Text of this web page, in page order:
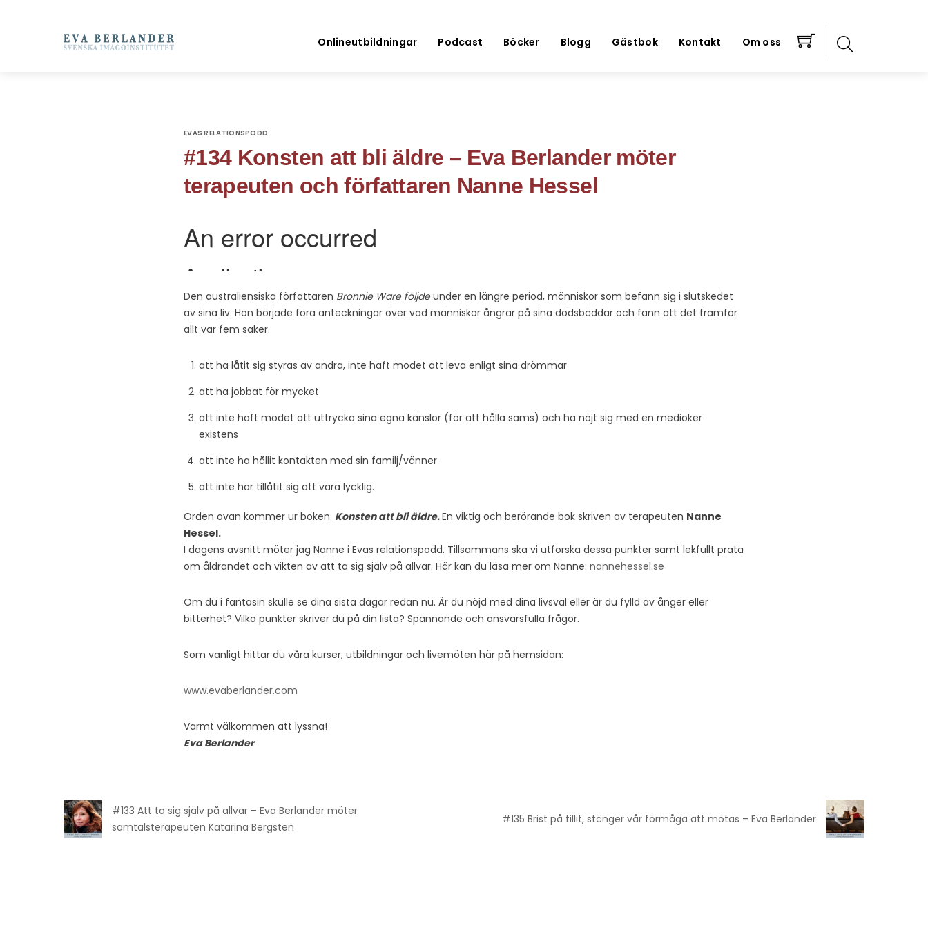
Onlineutbildningar Podcast Böcker Blogg Gästbok Kontakt Om oss
EVAS RELATIONSPODD
#134 Konsten att bli äldre – Eva Berlander möter
terapeuten och författaren Nanne Hessel
Den australiensiska författaren Bronnie Ware följdeunder en längre period, människor som befann sig i slutskedet
av sina liv. Hon började föra anteckningar över vad människor ångrar på sina dödsbäddar och fann att det framför
allt var fem saker.
att ha låtit sig styras av andra, inte haft modet att leva enligt sina drömmar
att ha jobbat för mycket
att inte haft modet att uttrycka sina egna känslor (för att hålla sams) och ha nöjt sig med en medioker
existens
att inte ha hållit kontakten med sin familj/vänner
att inte har tillåtit sig att vara lycklig.
Orden ovan kommer ur boken: Konsten att bli äldre.En viktig och berörande bok skriven av terapeuten Nanne
Hessel.
I dagens avsnitt möter jag Nanne i Evas relationspodd. Tillsammans ska vi utforska dessa punkter samt lekfullt prata
om åldrandet och vikten av att ta sig själv på allvar. Här kan du läsa mer om Nanne: nannehessel.se
Om du i fantasin skulle se dina sista dagar redan nu. Är du nöjd med dina livsval eller är du fylld av ånger eller
bitterhet? Vilka punkter skriver du på din lista? Spännande och ansvarsfulla frågor.
Som vanligt hittar du våra kurser, utbildningar och livemöten här på hemsidan:
www.evaberlander.com
Varmt välkommen att lyssna!
Eva Berlander
#133 Att ta sig själv på allvar – Eva Berlander möter
samtalsterapeuten Katarina Bergsten
#135 Brist på tillit, stänger vår förmåga att mötas – Eva Berlander